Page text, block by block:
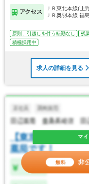
アクセス
ＪＲ東北本線(上
ＪＲ奥羽本線
原則、引越しを伴う転勤なし 残
積極採用中
求人の詳細を見る